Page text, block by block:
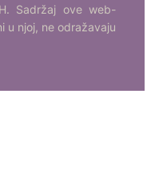
Sadržaj ove web-
u njoj, ne odražavaju